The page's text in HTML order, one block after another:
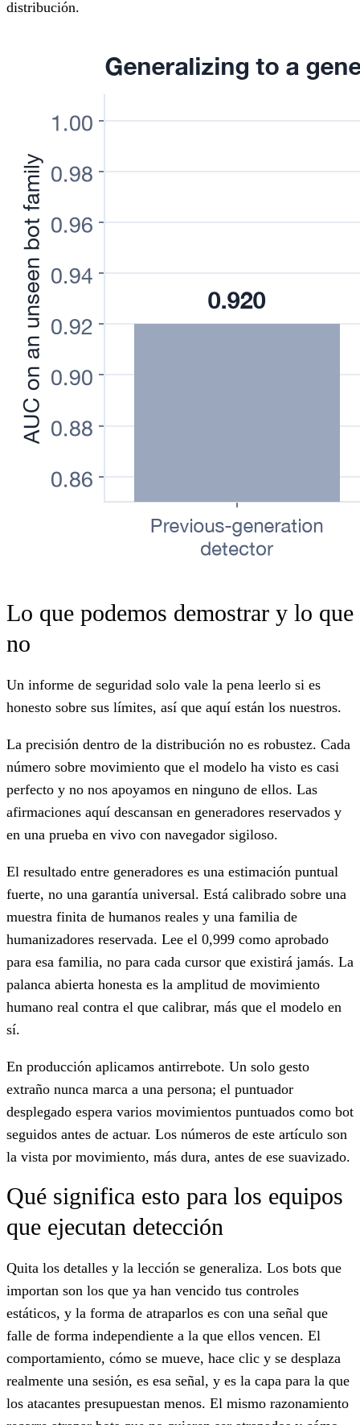
distribución.
Lo que podemos demostrar y lo que
no
Un informe de seguridad solo vale la pena leerlo si es
honesto sobre sus límites, así que aquí están los nuestros.
La precisión dentro de la distribución no es robustez. Cada
número sobre movimiento que el modelo ha visto es casi
perfecto y no nos apoyamos en ninguno de ellos. Las
afirmaciones aquí descansan en generadores reservados y
en una prueba en vivo con navegador sigiloso.
El resultado entre generadores es una estimación puntual
fuerte, no una garantía universal. Está calibrado sobre una
muestra finita de humanos reales y una familia de
humanizadores reservada. Lee el 0,999 como aprobado
para esa familia, no para cada cursor que existirá jamás. La
palanca abierta honesta es la amplitud de movimiento
humano real contra el que calibrar, más que el modelo en
sí.
En producción aplicamos antirrebote. Un solo gesto
extraño nunca marca a una persona; el puntuador
desplegado espera varios movimientos puntuados como bot
seguidos antes de actuar. Los números de este artículo son
la vista por movimiento, más dura, antes de ese suavizado.
Qué significa esto para los equipos
que ejecutan detección
Quita los detalles y la lección se generaliza. Los bots que
importan son los que ya han vencido tus controles
estáticos, y la forma de atraparlos es con una señal que
falle de forma independiente a la que ellos vencen. El
comportamiento, cómo se mueve, hace clic y se desplaza
realmente una sesión, es esa señal, y es la capa para la que
los atacantes presupuestan menos. El mismo razonamiento